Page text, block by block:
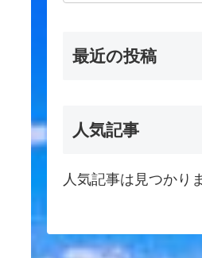
最近の投稿
人気記事
人気記事は見つかり